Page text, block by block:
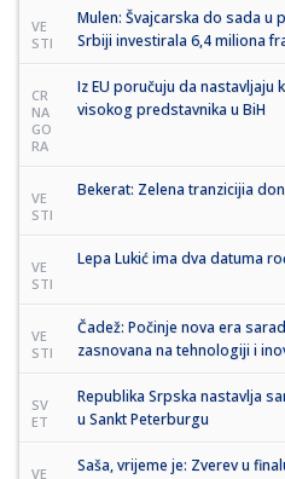
VE
STI
Mulen: Švajcarska do sada u
Srbiji investirala 6,4 miliona
CR
NA
GO
RA
Iz EU poručuju da nastavljaju
visokog predstavnika u BiH
VE
STI
Bekerat: Zelena tranzicijia
VE
STI
Lepa Lukić ima dva datuma
VE
STI
Čadež: Počinje nova era
zasnovana na tehnologiji i
SV
ET
Republika Srpska nastavlja
u Sankt Peterburgu
VE
Saša, vrijeme je: Zverev u